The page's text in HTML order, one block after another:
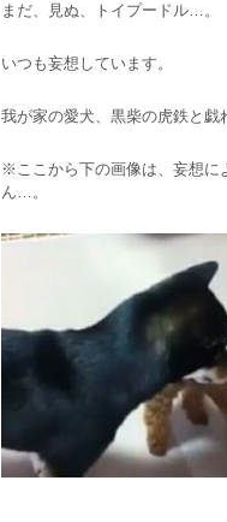
まだ、見ぬ、トイプードル…。
いつも妄想しています。
我が家の愛犬、黒柴の虎鉄と戯
※ここから下の画像は、妄想に
ん…。